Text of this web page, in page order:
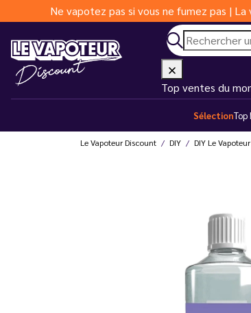
Ne vapotez pas si vous ne fumez pas |
Top ventes du
SélectionTop
Le Vapoteur Discount DIY DIY Le